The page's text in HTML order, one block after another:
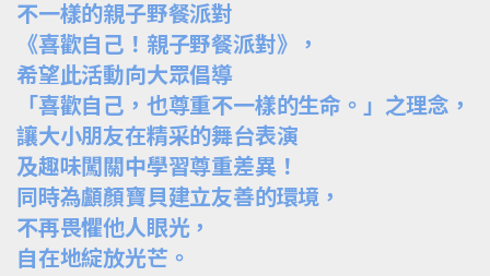
不一樣的親子野餐派對
《喜歡自己！親子野餐派對》，
希望此活動向大眾倡導
「喜歡自己，也尊重不一樣的生命。」之理念，
讓大小朋友在精采的舞台表演
及趣味闖關中學習尊重差異！
同時為顱顏寶貝建立友善的環境，
不再畏懼他人眼光，
自在地綻放光芒。